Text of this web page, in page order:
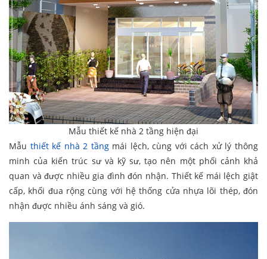
Mẫu thiết kế nhà 2 tầng hiện đại
Mẫu thiết kế nhà 2 tầngmái lệch, cùng với cách xử lý thông
minh của kiến trúc sư và kỹ sư, tạo nên một phối cảnh khả
quan và được nhiều gia đình đón nhận. Thiết kế mái lệch giật
cấp, khối đua rộng cùng với hệ thống cửa nhựa lõi thép, đón
nhận được nhiều ánh sáng và gió.